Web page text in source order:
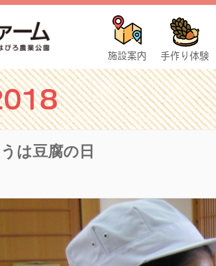
施設案内 手作り体験
は豆腐の日